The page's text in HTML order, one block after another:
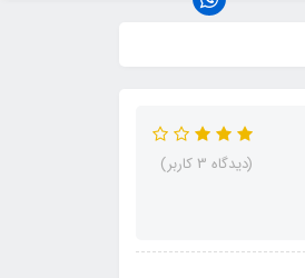
(دیدگاه 3 کاربر)